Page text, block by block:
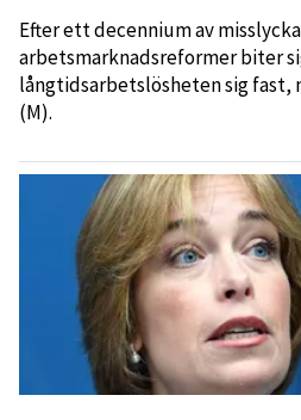
Efter ett decennium av
arbetsmarknadsreformer biter
långtidsarbetslösheten sig fast,
(M).